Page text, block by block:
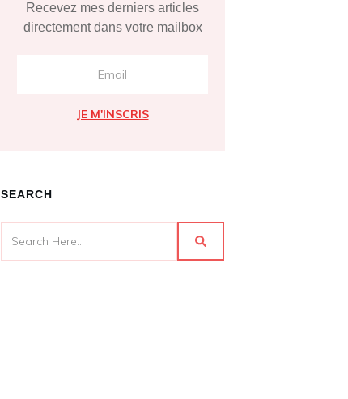
Recevez mes derniers articles
directement dans votre mailbox
JE M'INSCRIS
SEARCH